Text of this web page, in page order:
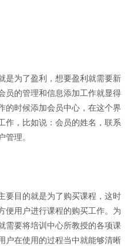
是为了盈利，想要盈利就需要新
员的管理和信息添加工作就显得
的时候添加会员中心，在这个界
作，比如说：会员的姓名，联系
管理。
要目的就是为了购买课程，这时
便用户进行课程的购买工作。为
需要将培训中心所教授的各项课
户在使用的过程当中就能够清晰